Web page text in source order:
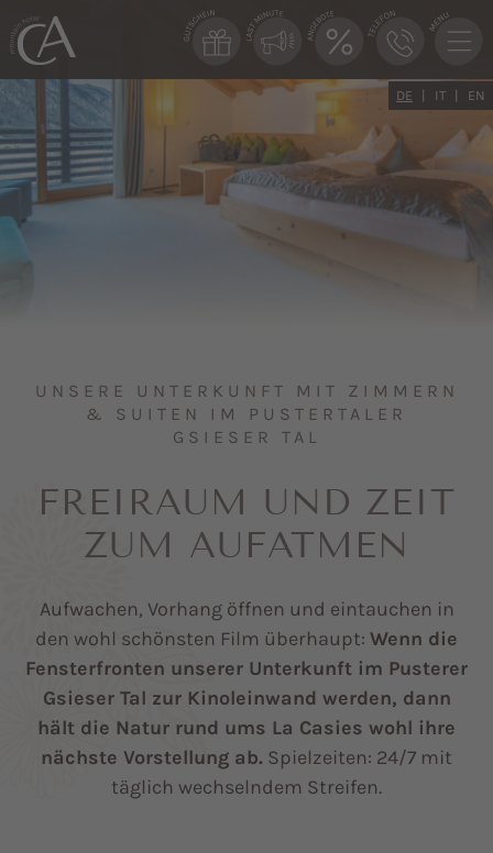
DE IT EN
UNSERE UNTERKUNFT MIT ZIMMERN
& SUITEN IM PUSTERTALER
GSIESER TAL
FREIRAUM UND ZEIT
ZUM AUFATMEN
Aufwachen, Vorhang öffnen und eintauchen in
den wohl schönsten Film überhaupt: Wenn die
Fensterfronten unserer Unterkunft im Pusterer
Gsieser Tal zur Kinoleinwand werden, dann
hält die Natur rund ums La Casies wohl ihre
nächste Vorstellung ab. Spielzeiten: 24/7 mit
täglich wechselndem Streifen.